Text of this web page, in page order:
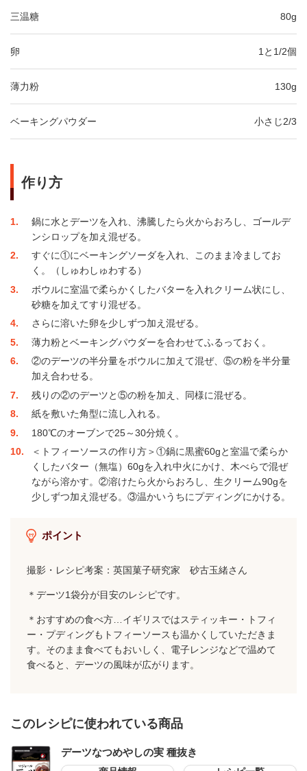
三温糖 80g
卵 1と1/2個
薄力粉 130g
ベーキングパウダー 小さじ2/3
作り方
1
鍋に水とデーツを入れ、沸騰したら火からおろし、ゴールデ
ンシロップを加え混ぜる。
2
すぐに①にベーキングソーダを入れ、このまま冷ましてお
く。（しゅわしゅわする）
3
ボウルに室温で柔らかくしたバターを入れクリーム状にし、
砂糖を加えてすり混ぜる。
4
さらに溶いた卵を少しずつ加え混ぜる。
5
薄力粉とベーキングパウダーを合わせてふるっておく。
6
②のデーツの半分量をボウルに加えて混ぜ、⑤の粉を半分量
加え合わせる。
7
残りの②のデーツと⑤の粉を加え、同様に混ぜる。
8
紙を敷いた角型に流し入れる。
9
180℃のオーブンで25～30分焼く。
10
＜トフィーソースの作り方＞①鍋に黒蜜60gと室温で柔らか
くしたバター（無塩）60gを入れ中火にかけ、木べらで混ぜ
ながら溶かす。②溶けたら火からおろし、生クリーム90gを
少しずつ加え混ぜる。③温かいうちにプディングにかける。
ポイント
撮影・レシピ考案：英国菓子研究家 砂古玉緒さん
＊デーツ1袋分が目安のレシピです。
＊おすすめの食べ方…イギリスではスティッキー・トフィ
ー・プディングもトフィーソースも温かくしていただきま
す。そのまま食べてもおいしく、電子レンジなどで温めて
食べると、デーツの風味が広がります。
このレシピに使われている商品
デーツなつめやしの実 種抜き